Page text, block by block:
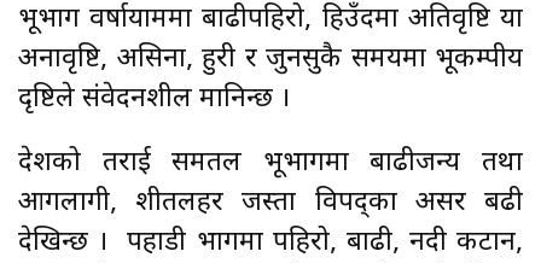
भूभाग वर्षायाममा बाढीपहिरो, हिउँदमा अतिवृष्टि या
अनावृष्टि, असिना, हुरी र जुनसुकै समयमा भूकम्पीय
दृष्टिले संवेदनशील मानिन्छ ।
देशको तराई समतल भूभागमा बाढीजन्य तथा
आगलागी, शीतलहर जस्ता विपद्का असर बढी
देखिन्छ । पहाडी भागमा पहिरो, बाढी, नदी कटान,